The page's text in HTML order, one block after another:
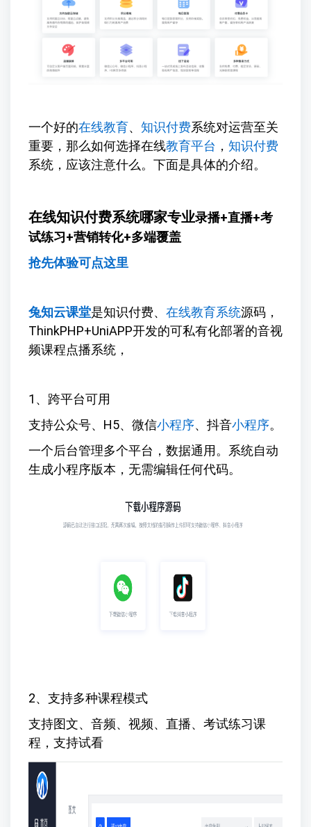
一个好的在线教育、 知识付费系统对运营至关
重要，那么如何选择在线教育平台 ， 知识付费
系统，应该注意什么。下面是具体的介绍。
在线知识付费系统哪家专业录播+直播+考
试练习+营销转化+多端覆盖
抢先体验可点这里
兔知云课堂是知识付费、 在线教育系统源码，
ThinkPHP+UniAPP开发的可私有化部署的音视
频课程点播系统，
1、跨平台可用
支持公众号、H5、微信小程序、抖音小程序。
一个后台管理多个平台，数据通用。系统自动
生成小程序版本，无需编辑任何代码。
2、支持多种课程模式
支持图文、音频、视频、直播、考试练习课
程，支持试看